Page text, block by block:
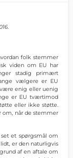
folk stemmer
viden om EU har
stadig primært
vælgere er EU
enig eller uenig
er EU tværtimod
eller ikke støtte.
om, når de stemmer
et spørgsmål om
er den naturligvis
af en aftale om